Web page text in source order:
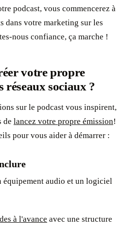
podcast, vous commencerez à
dans votre marketing sur les
nous confiance, ça marche !
votre propre
réseaux sociaux ?
sur le podcast vous inspirent,
de lancez votre propre émission!
pour vous aider à démarrer :
équipement audio et un logiciel
à l'avance avec une structure